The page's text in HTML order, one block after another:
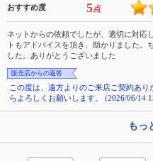
おすすめ度 5点
ネットからの依頼でしたが、適切に対応
トもアドバイスを頂き、助かりました。
した。ありがとうございました
販売店からの返答
この度は、遠方よりのご来店ご契約あ
らよろしくお願いします。 (2026/06/14
もっ